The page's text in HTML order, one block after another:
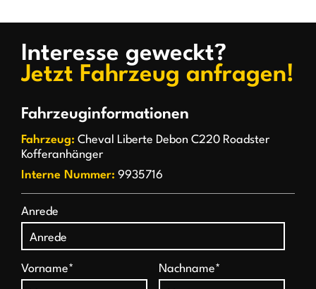
Interesse geweckt?
Jetzt Fahrzeug anfragen!
Fahrzeuginformationen
Fahrzeug: Cheval Liberte Debon C220 Roadster
Kofferanhänger
Interne Nummer: 9935716
Anrede
Vorname* Nachname*